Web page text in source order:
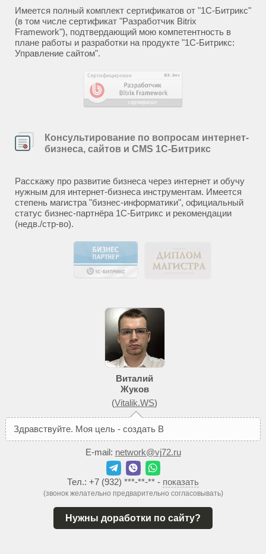
Имеется полный комплект сертификатов от "1С-Битрикс"
(в том числе сертификат "Разработчик Bitrix
Framework"), подтвердающий мою компетентность в
плане работы и разработки на продукте "1С-Битрикс:
Управление сайтом".
Консультирование по вопросам интернет-
бизнеса, сайтов и CMS 1С-Битрикс
Расскажу про развитие бизнеса через интернет и обучу
нужным для интернет-бизнеса инструментам. Имеется
степень магистра "бизнес-информатики", официальный
статус бизнес-партнёра 1С-Битрикс и рекомендации
(недв./стр-во).
Виталий
Жуков
(Vitalik.WS)
Здравствуйте. Моя цель - создать В
E-mail: network@vj72.ru
Тел.: +7 (932) ***-**-** - показать
(звонок желательно предварительно согласовывать)
Нужны доработки по сайту?